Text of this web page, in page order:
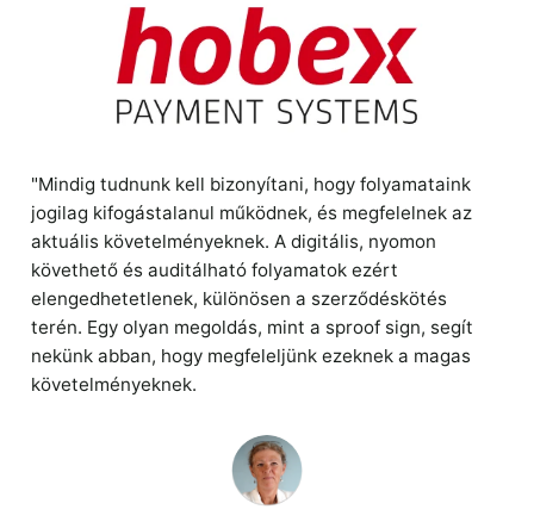
"Mindig tudnunk kell bizonyítani, hogy folyamataink
jogilag kifogástalanul működnek, és megfelelnek az
aktuális követelményeknek. A digitális, nyomon
követhető és auditálható folyamatok ezért
elengedhetetlenek, különösen a szerződéskötés
terén. Egy olyan megoldás, mint a sproof sign, segít
nekünk abban, hogy megfeleljünk ezeknek a magas
követelményeknek.